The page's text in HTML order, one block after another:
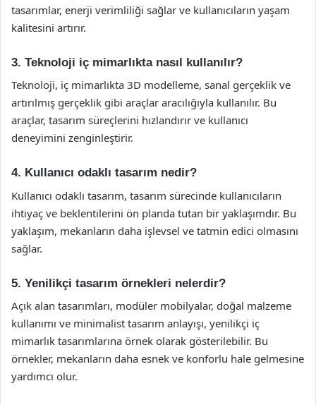
tasarımlar, enerji verimliliği sağlar ve kullanıcıların yaşam
kalitesini artırır.
3. Teknoloji iç mimarlıkta nasıl kullanılır?
Teknoloji, iç mimarlıkta 3D modelleme, sanal gerçeklik ve
artırılmış gerçeklik gibi araçlar aracılığıyla kullanılır. Bu
araçlar, tasarım süreçlerini hızlandırır ve kullanıcı
deneyimini zenginleştirir.
4. Kullanıcı odaklı tasarım nedir?
Kullanıcı odaklı tasarım, tasarım sürecinde kullanıcıların
ihtiyaç ve beklentilerini ön planda tutan bir yaklaşımdır. Bu
yaklaşım, mekanların daha işlevsel ve tatmin edici olmasını
sağlar.
5. Yenilikçi tasarım örnekleri nelerdir?
Açık alan tasarımları, modüler mobilyalar, doğal malzeme
kullanımı ve minimalist tasarım anlayışı, yenilikçi iç
mimarlık tasarımlarına örnek olarak gösterilebilir. Bu
örnekler, mekanların daha esnek ve konforlu hale gelmesine
yardımcı olur.